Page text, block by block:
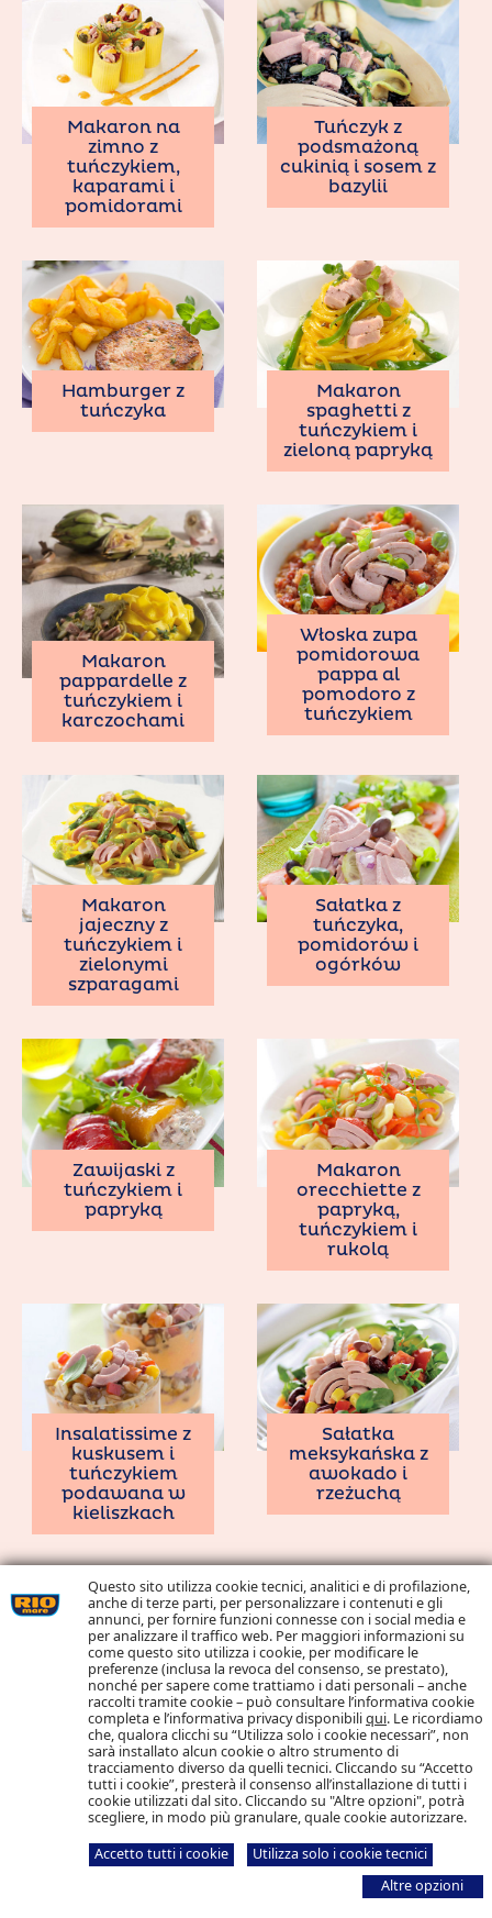
Questo sito utilizza cookie tecnici, analitici e di profilazione,
anche di terze parti, per personalizzare i contenuti e gli
annunci, per fornire funzioni connesse con i social media e
per analizzare il traffico web. Per maggiori informazioni su
come questo sito utilizza i cookie, per modificare le
preferenze (inclusa la revoca del consenso, se prestato),
nonché per sapere come trattiamo i dati personali – anche
raccolti tramite cookie – può consultare l’informativa cookie
completa e l’informativa privacy disponibiliqui. Le ricordiamo
che, qualora clicchi su “Utilizza solo i cookie necessari”, non
sarà installato alcun cookie o altro strumento di
tracciamento diverso da quelli tecnici. Cliccando su “Accetto
tutti i cookie”, presterà il consenso all’installazione di tutti i
cookie utilizzati dal sito. Cliccando su "Altre opzioni", potrà
scegliere, in modo più granulare, quale cookie autorizzare.
Accetto tutti i cookie
Utilizza solo i cookie tecnici
Altre opzioni
Makaron na
zimno z
tuńczykiem,
kaparami i
pomidorami
Tuńczyk z
podsmażoną
cukinią i sosem z
bazylii
Hamburger z
tuńczyka
Makaron
spaghetti z
tuńczykiem i
zieloną papryką
Makaron
pappardelle z
tuńczykiem i
karczochami
Włoska zupa
pomidorowa
pappa al
pomodoro z
tuńczykiem
Makaron
jajeczny z
tuńczykiem i
zielonymi
szparagami
Sałatka z
tuńczyka,
pomidorów i
ogórków
Zawijaski z
tuńczykiem i
papryką
Makaron
orecchiette z
papryką,
tuńczykiem i
rukolą
Insalatissime z
kuskusem i
tuńczykiem
podawana w
kieliszkach
Sałatka
meksykańska z
awokado i
rzeżuchą
Makaron z
tuńczykiem i
sosem norma
Makaron z
tuńczykiem,
oliwkami i
parmezanem